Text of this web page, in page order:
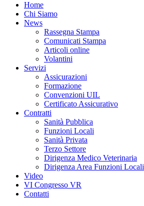
Home
Chi Siamo
News
Rassegna Stampa
Comunicati Stampa
Articoli online
Volantini
Servizi
Assicurazioni
Formazione
Convenzioni UIL
Certificato Assicurativo
Contratti
Sanità Pubblica
Funzioni Locali
Sanità Privata
Terzo Settore
Dirigenza Medico Veterinaria
Dirigenza Area Funzioni Locali
Video
VI Congresso VR
Contatti